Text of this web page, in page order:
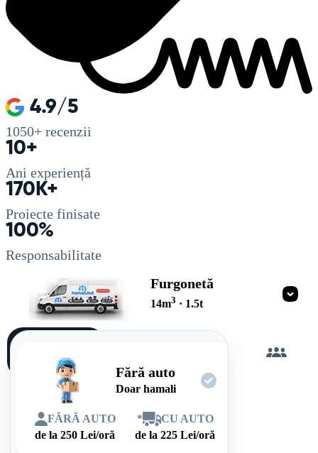
4.9/5
1050+ recenzii
10+
Ani experiență
170K+
Proiecte finisate
100%
Responsabilitate
Furgonetă
14m3 · 1.5t
Fără auto
Doar hamali
FĂRĂ AUTO
de la250 Lei/oră
*
CU AUTO
de la225 Lei/oră
singur